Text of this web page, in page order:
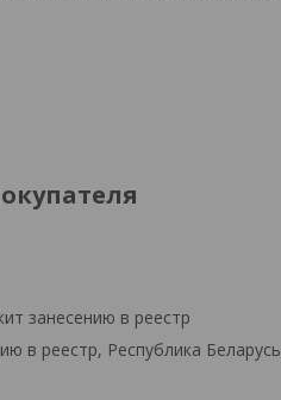
занесению в реестр
в реестр, Республика Беларусь